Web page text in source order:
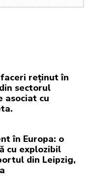
reținut în
sectorul
asociat cu
în Europa: o
cu explozibil
din Leipzig,